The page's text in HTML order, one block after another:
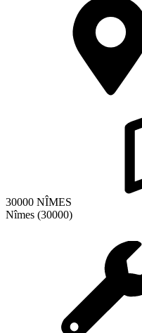
30000 NÎMES
Nîmes (30000)